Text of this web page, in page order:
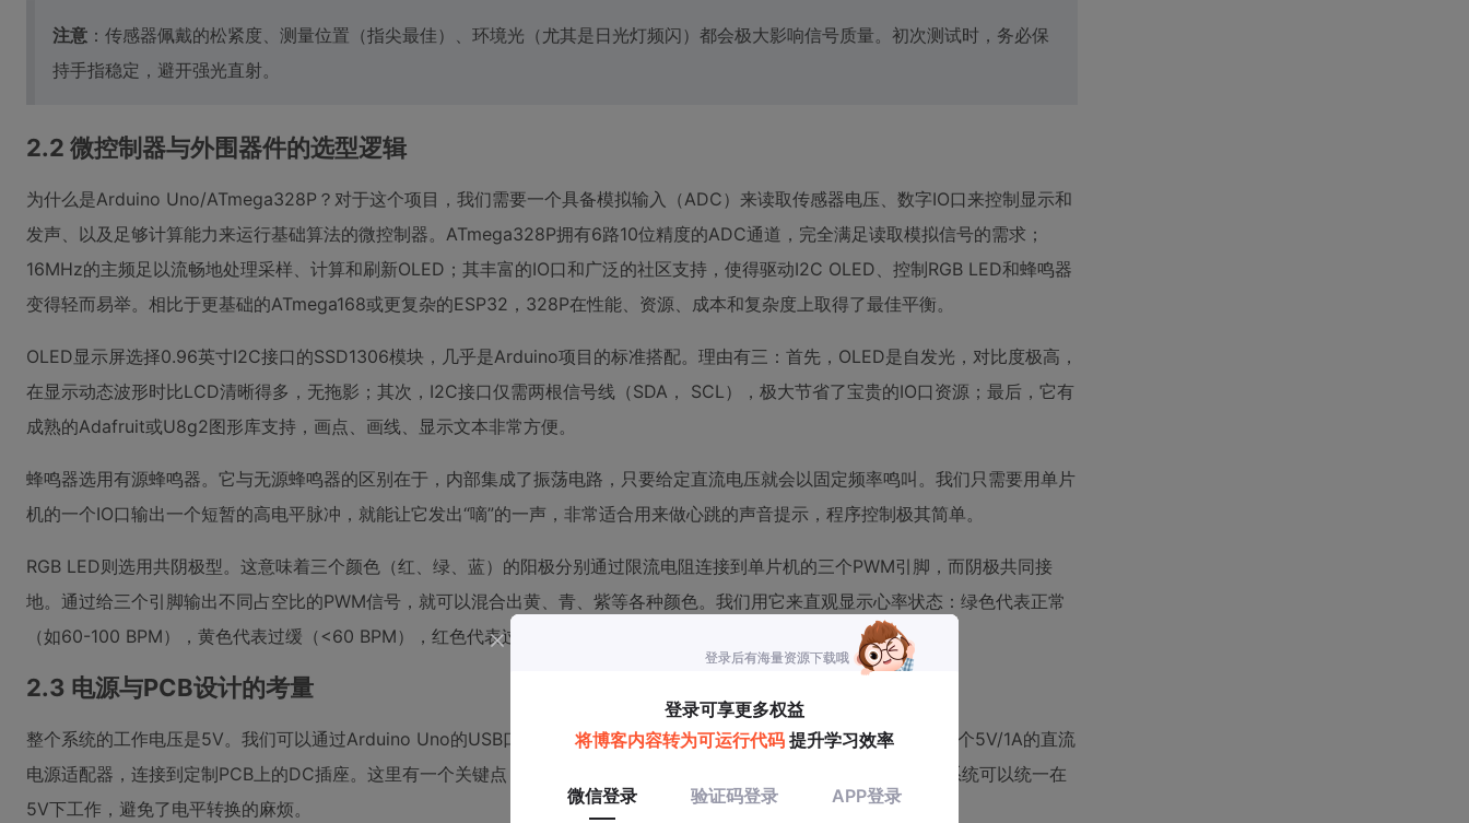
注意 ：传感器佩戴的松紧度、测量位置（指尖最佳）、环境光（尤其是日光灯频闪）都会极大影响信号质量。初次测试时，务必保
持手指稳定，避开强光直射。
2.2 微控制器与外围器件的选型逻辑
为什么是Arduino Uno/ATmega328P？对于这个项目，我们需要一个具备模拟输入（ADC）来读取传感器电压、数字IO口来控制显示和
发声、以及足够计算能力来运行基础算法的微控制器。ATmega328P拥有6路10位精度的ADC通道，完全满足读取模拟信号的需求；
16MHz的主频足以流畅地处理采样、计算和刷新OLED；其丰富的IO口和广泛的社区支持，使得驱动I2C OLED、控制RGB LED和蜂鸣器
变得轻而易举。相比于更基础的ATmega168或更复杂的ESP32，328P在性能、资源、成本和复杂度上取得了最佳平衡。
OLED显示屏选择0.96英寸I2C接口的SSD1306模块，几乎是Arduino项目的标准搭配。理由有三：首先，OLED是自发光，对比度极高，
在显示动态波形时比LCD清晰得多，无拖影；其次，I2C接口仅需两根信号线（SDA， SCL），极大节省了宝贵的IO口资源；最后，它有
成熟的Adafruit或U8g2图形库支持，画点、画线、显示文本非常方便。
蜂鸣器选用有源蜂鸣器。它与无源蜂鸣器的区别在于，内部集成了振荡电路，只要给定直流电压就会以固定频率鸣叫。我们只需要用单片
机的一个IO口输出一个短暂的高电平脉冲，就能让它发出“嘀”的一声，非常适合用来做心跳的声音提示，程序控制极其简单。
RGB LED则选用共阴极型。这意味着三个颜色（红、绿、蓝）的阳极分别通过限流电阻连接到单片机的三个PWM引脚，而阴极共同接
地。通过给三个引脚输出不同占空比的PWM信号，就可以混合出黄、青、紫等各种颜色。我们用它来直观显示心率状态：绿色代表正常
（如60-100 BPM），黄色代表过缓（<60 BPM），红色代表过速（>100 BPM）。
2.3 电源与PCB设计的考量
整个系统的工作电压是5V。我们可以通过Arduino Uno的USB口供电，但为了做成一个独立设备，更常见的做法是使用一个5V/1A的直流
电源适配器，连接到定制PCB上的DC插座。这里有一个关键点：心率传感器和OLED屏通常也是5V逻辑电平，因此整个系统可以统一在
5V下工作，避免了电平转换的麻烦。